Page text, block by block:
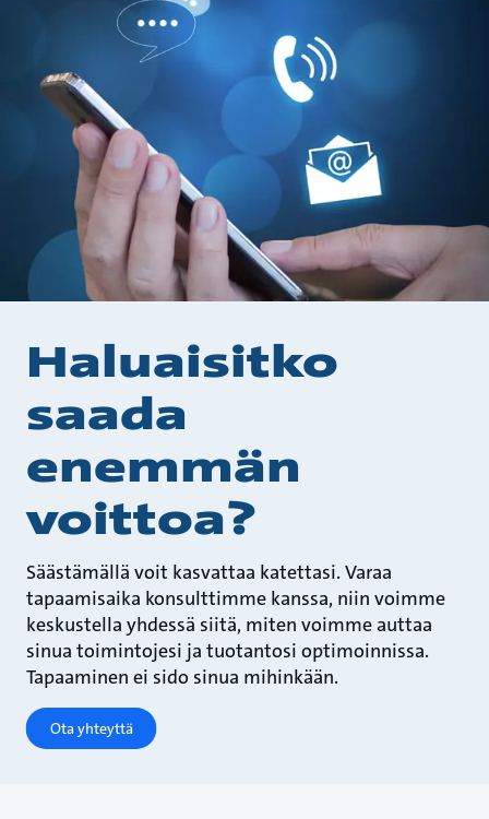
Haluaisitko
saada
enemmän
voittoa?
Säästämällä voit kasvattaa katettasi. Varaa
tapaamisaika konsulttimme kanssa, niin voimme
keskustella yhdessä siitä, miten voimme auttaa
sinua toimintojesi ja tuotantosi optimoinnissa.
Tapaaminen ei sido sinua mihinkään.
Ota yhteyttä